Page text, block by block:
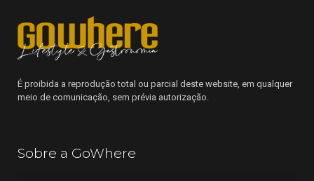
É proibida a reprodução total ou parcial deste website, em qualquer
meio de comunicação, sem prévia autorização.
Sobre a GoWhere